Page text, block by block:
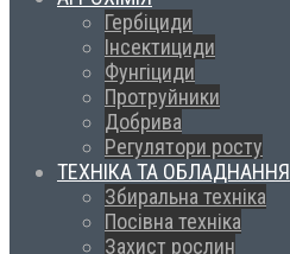
Гербіциди
Інсектициди
Фунгіциди
Протруйники
Добрива
Регулятори росту
ТЕХНІКА ТА ОБЛАДНАННЯ
Збиральна техніка
Посівна техніка
Захист рослин